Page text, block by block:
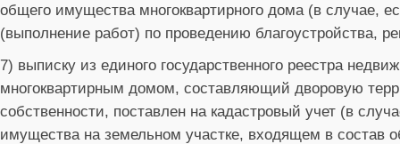
общего имущества многоквартирного дома (в случае,
(выполнение работ) по проведению благоустройства,
7) выписку из единого государственного реестра
многоквартирным домом, составляющий дворовую
собственности, поставлен на кадастровый учет (в
имущества на земельном участке, входящем в состав